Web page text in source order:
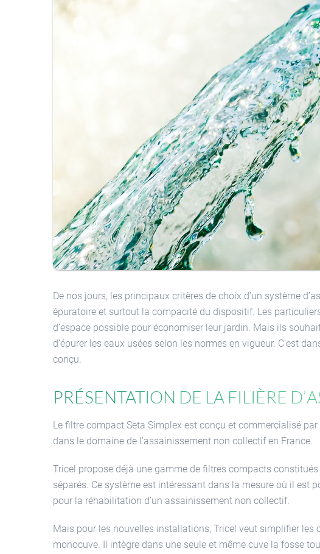
De nos jours, les principaux critères de choix d’un système
épuratoire et surtout la compacité du dispositif. Les
d’espace possible pour économiser leur jardin. Mais ils
d’épurer les eaux usées selon les normes en vigueur. C’est
conçu.
Présentation de la filière
Le filtre compact Seta Simplex est conçu et commercialisé
dans le domaine de l’assainissement non collectif en France.
Tricel propose déjà une gamme de filtres compacts
séparés. Ce système est intéressant dans la mesure où il est
pour la réhabilitation d’un assainissement non collectif.
Mais pour les nouvelles installations, Tricel veut simplifier les
monocuve. Il intègre dans une seule et même cuve la fosse